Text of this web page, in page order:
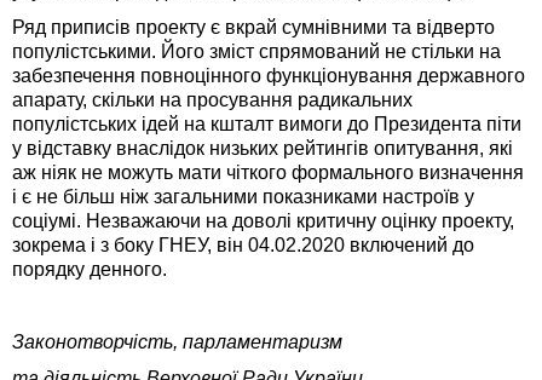
Ряд приписів проекту є вкрай сумнівними та відверто
популістськими. Його зміст спрямований не стільки на
забезпечення повноцінного функціонування державного
апарату, скільки на просування радикальних
популістських ідей на кшталт вимоги до Президента піти
у відставку внаслідок низьких рейтингів опитування, які
аж ніяк не можуть мати чіткого формального визначення
і є не більш ніж загальними показниками настроїв у
соціумі. Незважаючи на доволі критичну оцінку проекту,
зокрема і з боку ГНЕУ, він 04.02.2020 включений до
порядку денного.
Законотворчість, парламентаризм